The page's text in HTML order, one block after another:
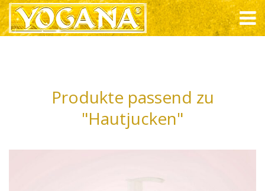
Produkte passend zu
"Hautjucken"